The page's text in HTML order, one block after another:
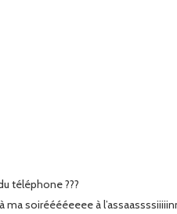
téléphone ???
soirééééeeee à